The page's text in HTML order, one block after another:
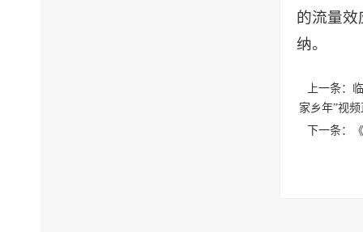
的流量效
纳。
上一条：
家乡年”视
下一条：